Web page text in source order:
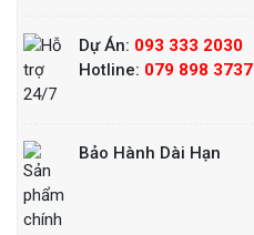
Dự Án: 093 333 2030
Hotline: 079 898 3737
Bảo Hành Dài Hạn